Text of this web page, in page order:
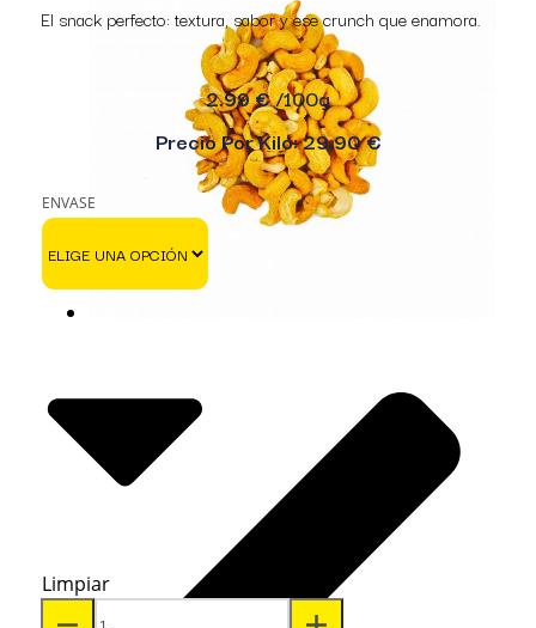
El snack perfecto: textura, sabor y ese crunch que enamora.
2.99 €/100g
Precio Por Kilo: 29.90 €
ENVASE
Limpiar